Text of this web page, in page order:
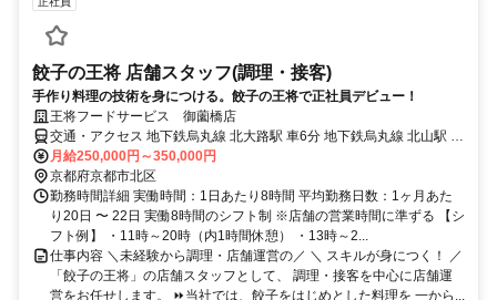
餃子の王将 店舗スタッフ(調理・接客)
手作り料理の技術を身につける。餃子の王将で正社員デビュー！
王将フードサービス 御薗橋店
交通・アクセス 地下鉄烏丸線 北大路駅 車6分 地下鉄烏丸線 北山駅 車
6分 地下鉄烏丸線 北山駅 バス14分 京都市営バス 上賀茂神社前停留所
徒歩3分
月給250,000円～350,000円
京都府京都市北区
勤務時間詳細 実働時間：1日あたり8時間 平均勤務日数：1ヶ月あた
り20日 〜 22日 実働8時間のシフト制 ※店舗の営業時間に準ずる 【シ
フト例】 ・11時～20時（内1時間休憩） ・13時～2...
仕事内容 ＼未経験から調理・店舗運営の／ ＼ スキルが身につく！ ／
「餃子の王将」の店舗スタッフとして、 調理・接客を中心に店舗運
営をお任せします。 ⏩当社では、餃子をはじめとした料理を 一から...